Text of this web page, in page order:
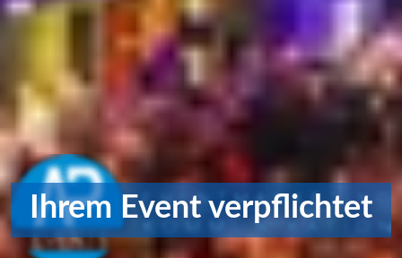
Ihrem Event verpflichtet